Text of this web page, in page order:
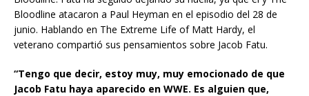
Bloodline atacaron a Paul Heyman en el episodio del 28 de
junio. Hablando en The Extreme Life of Matt Hardy, el
veterano compartió sus pensamientos sobre Jacob Fatu.
“Tengo que decir, estoy muy, muy emocionado de que
Jacob Fatu haya aparecido en WWE. Es alguien que,